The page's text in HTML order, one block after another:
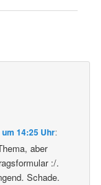
14:25 Uhr:
aber
:/.
Schade.